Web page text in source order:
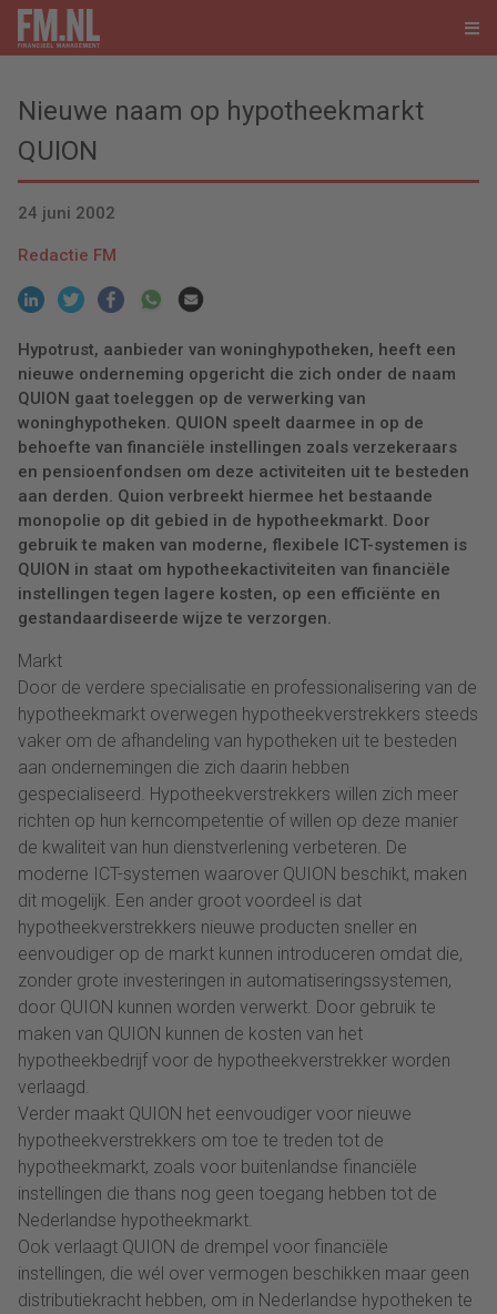
Nieuwe naam op hypotheekmarkt
QUION
24 juni 2002
Redactie FM
Hypotrust, aanbieder van woninghypotheken, heeft een
nieuwe onderneming opgericht die zich onder de naam
QUION gaat toeleggen op de verwerking van
woninghypotheken. QUION speelt daarmee in op de
behoefte van financiële instellingen zoals verzekeraars
en pensioenfondsen om deze activiteiten uit te besteden
aan derden. Quion verbreekt hiermee het bestaande
monopolie op dit gebied in de hypotheekmarkt. Door
gebruik te maken van moderne, flexibele ICT-systemen is
QUION in staat om hypotheekactiviteiten van financiële
instellingen tegen lagere kosten, op een efficiënte en
gestandaardiseerde wijze te verzorgen.
Markt
Door de verdere specialisatie en professionalisering van de
hypotheekmarkt overwegen hypotheekverstrekkers steeds
vaker om de afhandeling van hypotheken uit te besteden
aan ondernemingen die zich daarin hebben
gespecialiseerd. Hypotheekverstrekkers willen zich meer
richten op hun kerncompetentie of willen op deze manier
de kwaliteit van hun dienstverlening verbeteren. De
moderne ICT-systemen waarover QUION beschikt, maken
dit mogelijk. Een ander groot voordeel is dat
hypotheekverstrekkers nieuwe producten sneller en
eenvoudiger op de markt kunnen introduceren omdat die,
zonder grote investeringen in automatiseringssystemen,
door QUION kunnen worden verwerkt. Door gebruik te
maken van QUION kunnen de kosten van het
hypotheekbedrijf voor de hypotheekverstrekker worden
verlaagd.
Verder maakt QUION het eenvoudiger voor nieuwe
hypotheekverstrekkers om toe te treden tot de
hypotheekmarkt, zoals voor buitenlandse financiële
instellingen die thans nog geen toegang hebben tot de
Nederlandse hypotheekmarkt.
Ook verlaagt QUION de drempel voor financiële
instellingen, die wél over vermogen beschikken maar geen
distributiekracht hebben, om in Nederlandse hypotheken te